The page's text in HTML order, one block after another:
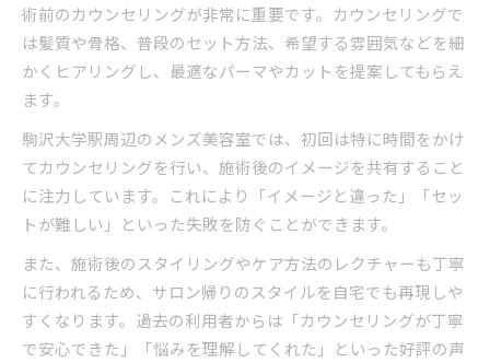
術前のカウンセリングが非常に重要です。カウンセリングで
は髪質や骨格、普段のセット方法、希望する雰囲気などを細
かくヒアリングし、最適なパーマやカットを提案してもらえ
ます。
駒沢大学駅周辺のメンズ美容室では、初回は特に時間をかけ
てカウンセリングを行い、施術後のイメージを共有すること
に注力しています。これにより「イメージと違った」「セッ
トが難しい」といった失敗を防ぐことができます。
また、施術後のスタイリングやケア方法のレクチャーも丁寧
に行われるため、サロン帰りのスタイルを自宅でも再現しや
すくなります。過去の利用者からは「カウンセリングが丁寧
で安心できた」「悩みを理解してくれた」といった好評の声